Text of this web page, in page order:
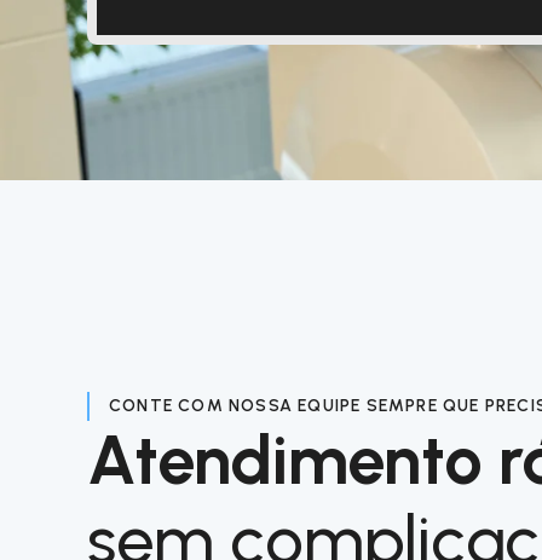
CONTE COM NOSSA EQUIPE SEMPRE QUE
Atendimento
sem